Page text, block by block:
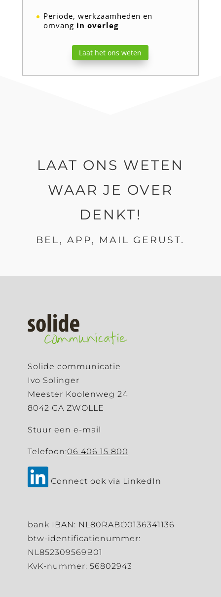
Periode, werkzaamheden en
omvang in overleg
Laat het ons weten
LAAT ONS WETEN
WAAR JE OVER
DENKT!
BEL, APP, MAIL GERUST.
Solide communicatie
Ivo Solinger
Meester Koolenweg 24
8042 GA ZWOLLE
Stuur een e-mail
Telefoon:06 406 15 800
Connect ook via LinkedIn
bank IBAN: NL80RABO0136341136
btw-identificatienummer:
NL852309569B01
KvK-nummer: 56802943